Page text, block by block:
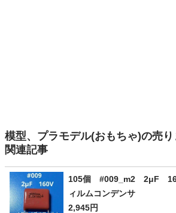
模型、プラモデル(おもちゃ)の売
関連記事
105個 #009_m2 2μF
ィルムコンデンサ
2,945円